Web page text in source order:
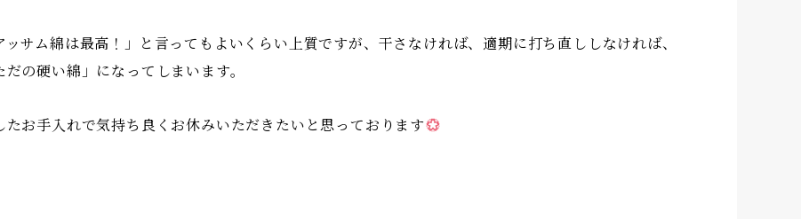
ッサム綿は最高！」と言ってもよいくらい上質ですが、干さなければ、適期に打ち直ししなければ、
だの硬い綿」になってしまいます。
たお手入れで気持ち良くお休みいただきたいと思っております